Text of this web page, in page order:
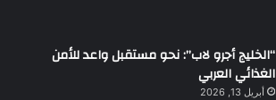
“الخليج أجرو لاب”: نحو مستقبل واعد للأمن
الغذائي العربي
أبريل 13, 2026